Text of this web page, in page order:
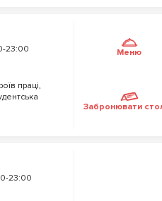
23:00
праці,
Меню
Забронювати
23:00